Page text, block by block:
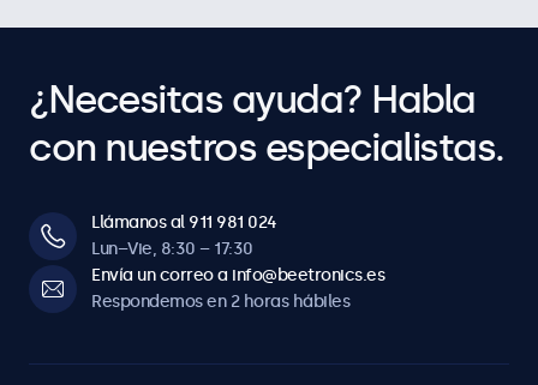
¿Necesitas ayuda? Habla
con nuestros especialistas.
Llámanos al 911 981 024
Lun–Vie, 8:30 – 17:30
Envía un correo a info@beetronics.es
Respondemos en 2 horas hábiles